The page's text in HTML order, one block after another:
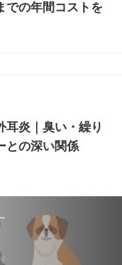
での年間コストを
耳炎｜臭い・繰り
との深い関係